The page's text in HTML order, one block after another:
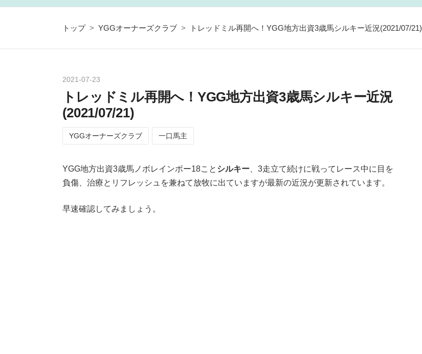
トップ > YGGオーナーズクラブ > トレッドミル再開へ！YGG地方出資3歳馬シルキー近況(2021/07/21)
2021-07-23
トレッドミル再開へ！YGG地方出資3歳馬シルキー近況
(2021/07/21)
YGGオーナーズクラブ 一口馬主
YGG地方出資3歳馬ノボレインボー18こと シルキー、3走立て続けに戦ってレース中に目を
負傷、治療とリフレッシュを兼ねて放牧に出ていますが最新の近況が更新されています。
早速確認してみましょう。